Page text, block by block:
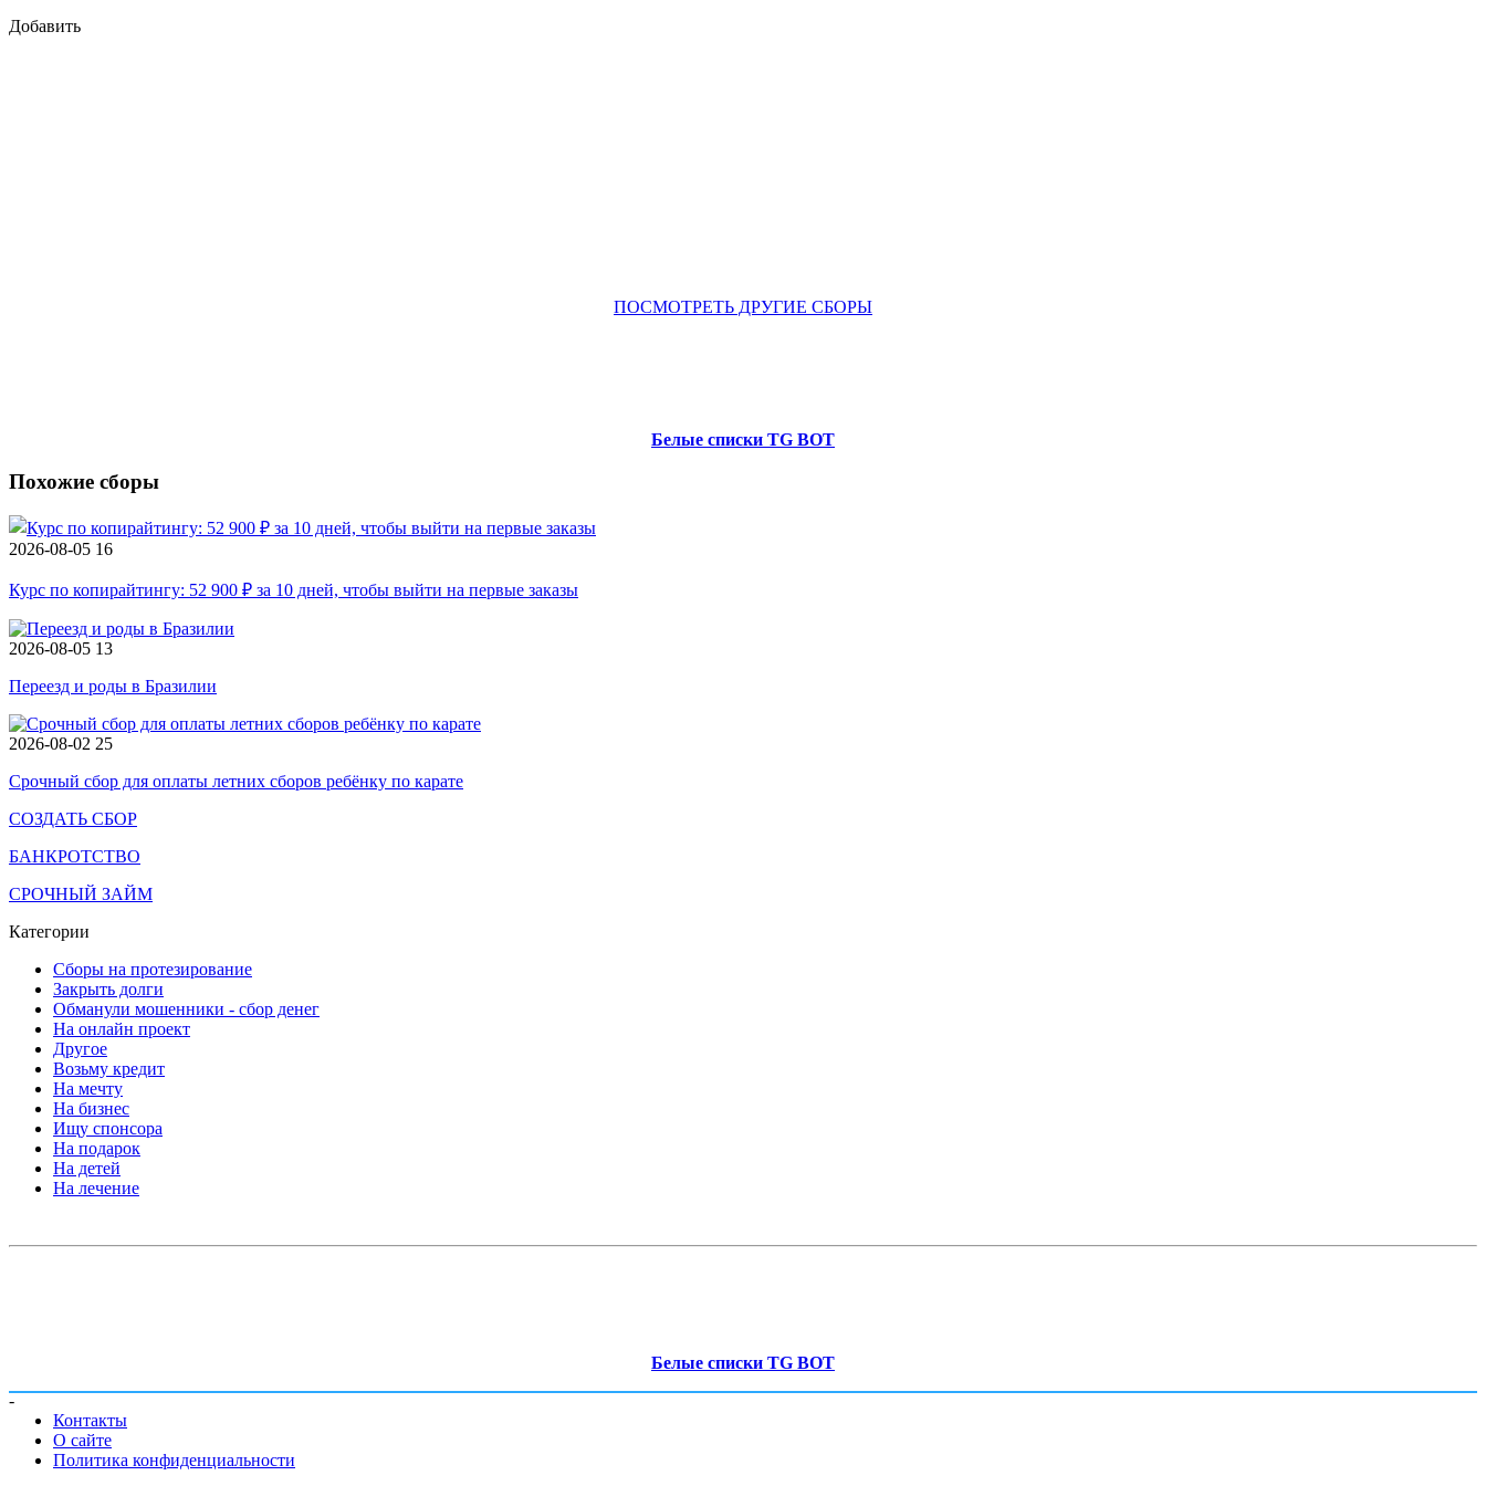
Добавить
ПОСМОТРЕТЬ ДРУГИЕ СБОРЫ
Белые списки TG BOT
Похожие сборы
2026-08-05 16
Курс по копирайтингу: 52 900 ₽ за 10 дней, чтобы выйти на первые заказы
2026-08-05 13
Переезд и роды в Бразилии
2026-08-02 25
Срочный сбор для оплаты летних сборов ребёнку по карате
СОЗДАТЬ СБОР
БАНКРОТСТВО
СРОЧНЫЙ ЗАЙМ
Категории
Сборы на протезирование
Закрыть долги
Обманули мошенники - сбор денег
На онлайн проект
Другое
Возьму кредит
На мечту
На бизнес
Ищу спонсора
На подарок
На детей
На лечение
Белые списки TG BOT
-
Контакты
О сайте
Политика конфиденциальности